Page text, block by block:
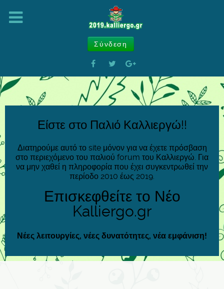
Σύνδεση
Είστε στο Παλιό Καλλιεργώ!!
Διατηρούμε αυτό το site μόνον για να έχετε πρόσβαση
στο περιεχόμενο του παλιού forum του Καλλιεργώ. Για
να μην χαθεί η πληροφορία που έχει συγκεντρωθεί την
περίοδο 2010 έως 2019.
Επισκεφθείτε το Νέο
Kalliergo.gr
Νέες λειτουργίες, νέες δυνατότητες, νέα εμφάνιση!